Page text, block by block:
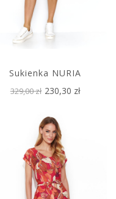
Sukienka NURIA
329,00 zł 230,30 zł